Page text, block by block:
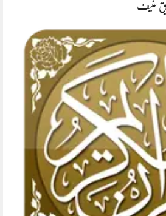
حنیف